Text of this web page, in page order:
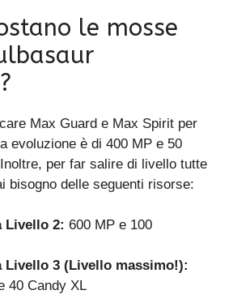
le mosse
Max Guard e Max Spirit per
evoluzione è di 400 MP e 50
per far salire di livello tutte
bisogno delle seguenti risorse:
Livello 2: 600 MP e 100
Livello 3 (Livello massimo!):
40 Candy XL